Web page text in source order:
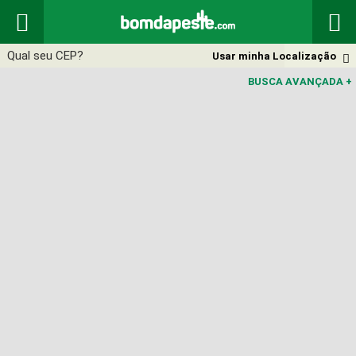
 

Usar minha Localização
BUSCA AVANÇADA +